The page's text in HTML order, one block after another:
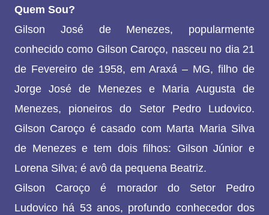
Quem Sou?
Gilson José de Menezes, popularmente
conhecido como Gilson Caroço, nasceu no dia 21
de Fevereiro de 1958, em Araxá – MG, filho de
Jorge José de Menezes e Maria Augusta de
Menezes, pioneiros do Setor Pedro Ludovico.
Gilson Caroço é casado com Marta Maria Silva
de Menezes e tem dois filhos: Gilson Júnior e
Lorena Silva; é avô da pequena Beatriz.
Gilson Caroço é morador do Setor Pedro
Ludovico há 53 anos, profundo conhecedor dos